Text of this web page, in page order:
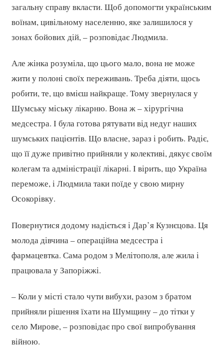
загальну справу вкласти. Щоб допомогти українським
воїнам, цивільному населенню, яке залишилося у
зонах бойових дій, – розповідає Людмила.
Але жінка розуміла, що цього мало, вона не може
жити у полоні своїх переживань. Треба діяти, щось
робити, те, що вмієш найкраще. Тому звернулася у
Шумську міську лікарню. Вона ж – хірургічна
медсестра. І була готова рятувати від недуг наших
шумських пацієнтів. Що власне, зараз і робить. Радіє,
що її дуже привітно прийняли у колективі, дякує своїм
колегам та адміністрації лікарні. І вірить, що Україна
переможе, і Людмила таки поїде у свою мирну
Осокорівку.
Повернутися додому надіється і Дар’я Кузнєцова. Ця
молода дівчина – операційна медсестра і
фармацевтка. Сама родом з Мелітополя, але жила і
працювала у Запоріжжі.
– Коли у місті стало чути вибухи, разом з братом
прийняли рішення їхати на Шумщину – до тітки у
село Мирове, – розповідає про свої випробування
війною.